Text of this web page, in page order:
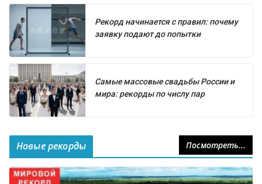
Рекорд начинается с правил: почему
заявку подают до попытки
Самые массовые свадьбы России и
мира: рекорды по числу пар
Новые рекорды Посмотреть...